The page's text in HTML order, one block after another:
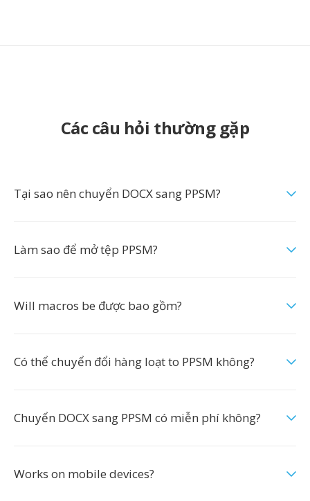
Các câu hỏi thường gặp
Tại sao nên chuyển DOCX sang PPSM?
Làm sao để mở tệp PPSM?
Will macros be được bao gồm?
Có thể chuyển đổi hàng loạt to PPSM không?
Chuyển DOCX sang PPSM có miễn phí không?
Works on mobile devices?